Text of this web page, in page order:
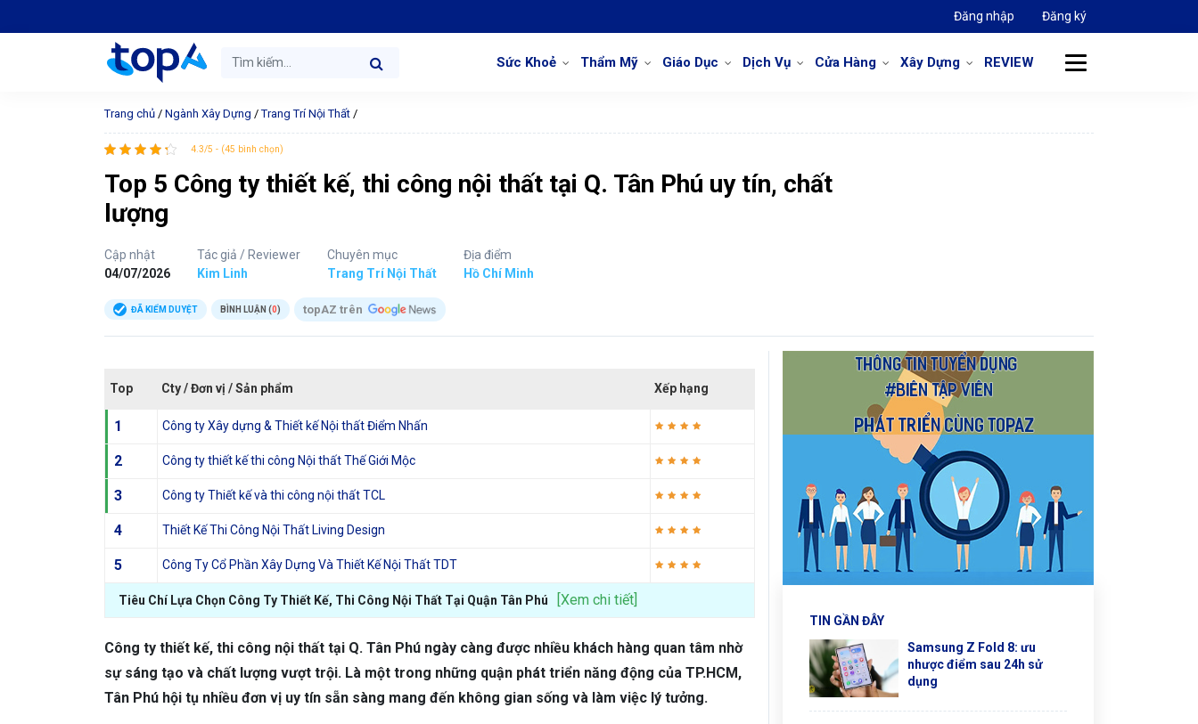
Đăng nhập Đăng ký
Sức Khoẻ Thẩm Mỹ Giáo Dục Dịch Vụ Cửa Hàng Xây Dựng REVIEW
Trang chủ / Ngành Xây Dựng /Trang Trí Nội Thất /
4.3/5 - (45 bình chọn)
Top 5 Công ty thiết kế, thi công nội thất tại Q. Tân Phú uy tín, chất
lượng
Cập nhật
04/07/2026
Tác giả / Reviewer
Kim Linh
Chuyên mục
Trang Trí Nội Thất
Địa điểm
Hồ Chí Minh
ĐÃ KIỂM DUYỆT BÌNH LUẬN (0) topAZ trên
Top Cty / Đơn vị / Sản phẩm Xếp hạng
1 Công ty Xây dựng & Thiết kế Nội thất Điểm Nhấn
2 Công ty thiết kế thi công Nội thất Thế Giới Mộc
3 Công ty Thiết kế và thi công nội thất TCL
4 Thiết Kế Thi Công Nội Thất Living Design
5 Công Ty Cổ Phần Xây Dựng Và Thiết Kế Nội Thất TDT
Tiêu Chí Lựa Chọn Công Ty Thiết Kế, Thi Công Nội Thất Tại Quận Tân Phú [Xem chi tiết]
Công ty thiết kế, thi công nội thất tại Q. Tân Phú ngày càng được nhiều khách hàng quan tâm nhờ
sự sáng tạo và chất lượng vượt trội. Là một trong những quận phát triển năng động của TP.HCM,
Tân Phú hội tụ nhiều đơn vị uy tín sẵn sàng mang đến không gian sống và làm việc lý tưởng.
TIN GẦN ĐÂY
Samsung Z Fold 8: ưu
nhược điểm sau 24h sử
dụng